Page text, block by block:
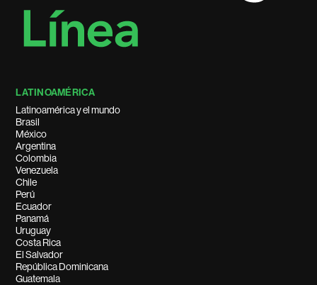
LATINOAMÉRICA
Latinoamérica y el mundo
Brasil
México
Argentina
Colombia
Venezuela
Chile
Perú
Ecuador
Panamá
Uruguay
Costa Rica
El Salvador
República Dominicana
Guatemala